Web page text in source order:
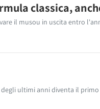
classica,
il musou in uscita entro
degli ultimi anni diventa il